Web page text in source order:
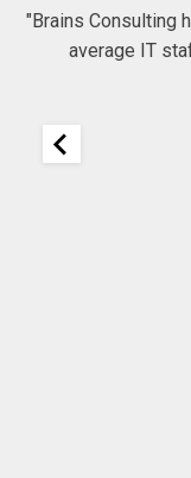
"Brains Consulting
average IT